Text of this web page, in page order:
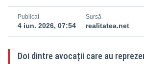
Publicat
4 iun. 2026, 07:54
Sursă
realitatea.net
Doi dintre avocații care au